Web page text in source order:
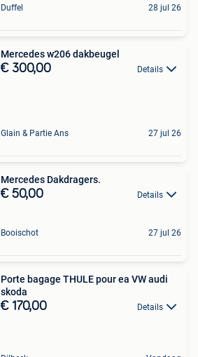
Duffel 28 jul 26
Mercedes w206 dakbeugel
€ 300,00 Details
Glain & Partie Ans 27 jul 26
Mercedes Dakdragers.
€ 50,00 Details
Booischot 27 jul 26
Porte bagage THULE pour ea VW audi
skoda
€ 170,00 Details